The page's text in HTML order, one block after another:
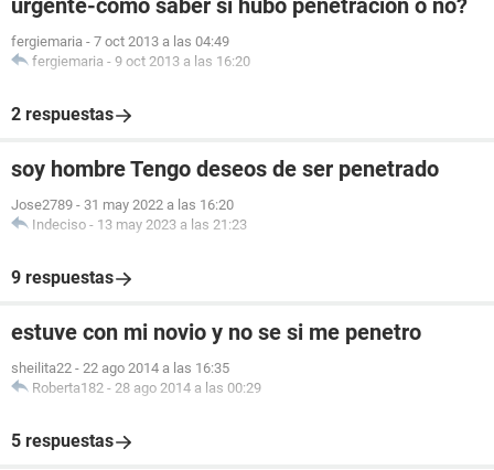
urgente-como saber si hubo penetracion o no?
fergiemaria - 7 oct 2013 a las 04:49
fergiemaria - 9 oct 2013 a las 16:20
2 respuestas
soy hombre Tengo deseos de ser penetrado
Jose2789 - 31 may 2022 a las 16:20
Indeciso - 13 may 2023 a las 21:23
9 respuestas
estuve con mi novio y no se si me penetro
sheilita22 - 22 ago 2014 a las 16:35
Roberta182 - 28 ago 2014 a las 00:29
5 respuestas